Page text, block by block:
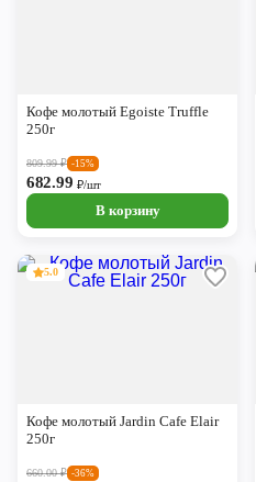
Кофе молотый Egoiste Truffle
250г
809.99₽ -15%
682.99 ₽/шт
В корзину
5.0
Кофе молотый Jardin Cafe Elair
250г
660.00₽ -36%